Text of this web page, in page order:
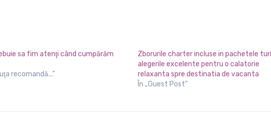
sa fim atenţi când cumpărăm
recomandă...”
Zborurile charter incluse in pachetele
alegerile excelente pentru o calatorie
relaxanta spre destinatia de vacanta
În „Guest Post”